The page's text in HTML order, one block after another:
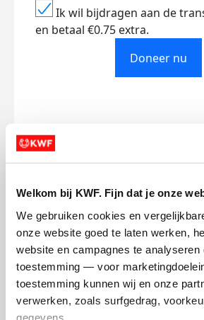
Welkom bij KWF. Fijn dat je onze
We gebruiken cookies en
onze website goed te laten werken,
website en campagnes te
toestemming — voor
toestemming kunnen wij en onze
verwerken, zoals surfgedrag,
gegevens.
Ik wil bijdragen aan de
en betaal €0.75 extra.
Doneer nu
Opgehaald
€0
Ik-Heb's